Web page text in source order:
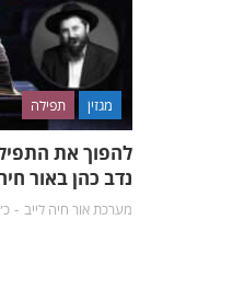
מגזין תפילה
להפוך את
נדב כהן באור
מערכת אור חיה לייב